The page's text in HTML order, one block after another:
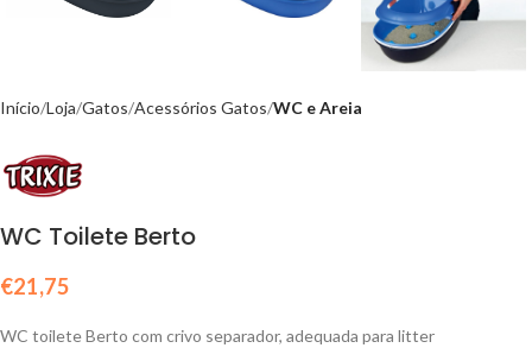
Início Loja Gatos Acessórios Gatos WC e Areia
WC Toilete Berto
€21,75
WC toilete Berto com crivo separador, adequada para litter